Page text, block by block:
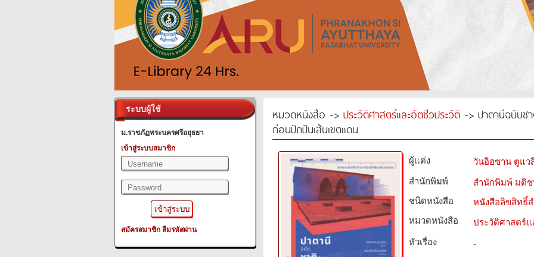
ระบบผู้ใช้
ม.ราชภัฏพระนครศรีอยุธยา
เข้าสู่ระบบสมาชิก
สมัครสมาชิก ลืมรหัสผ่าน
หมวดหนังสือ -> ประวัติศาสตร์และอัตชีวประวัติ -> ปาตานีฉบับช
ก่อนปักปันเส้นเขตแดน
ผู้แต่ง
วันอิฮซาน ตูแว
สำนักพิมพ์
สำนักพิมพ์ มติ
ชนิดหนังสือ­
หนังสือลิขสิทธิ์
หมวดหนังสือ­
ประวัติศาสตร์
หัวเรื่อง
-